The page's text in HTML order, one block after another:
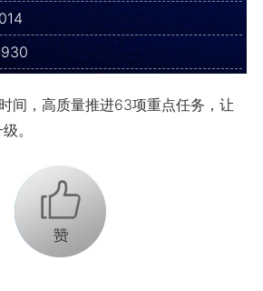
，高质量推进63项重点任务，让
。
+1